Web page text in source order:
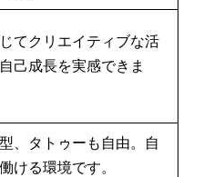
てクリエイティブな活
己成長を実感できま
、タトゥーも自由。自
ける環境です。